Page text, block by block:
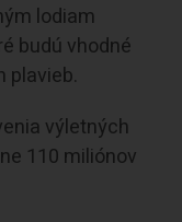
lodiam
budú vhodné
plavieb.
výletných
110 miliónov